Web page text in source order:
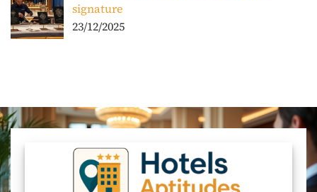
signature
23/12/2025